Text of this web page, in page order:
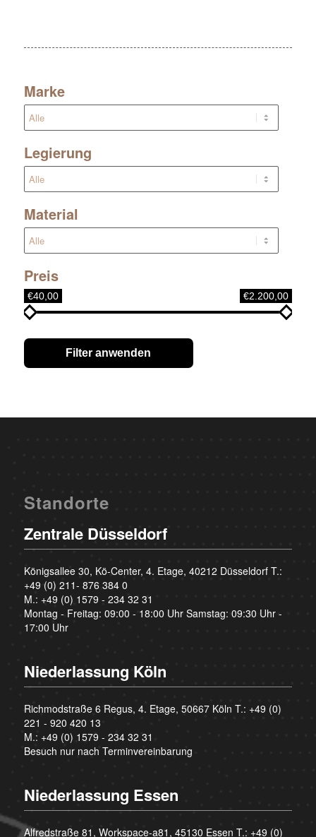
Marke
Legierung
Material
Preis
€40,00 €2.200,00
Filter anwenden
Standorte
Zentrale Düsseldorf
Königsallee 30, Kö-Center, 4. Etage, 40212 Düsseldorf T.:
+49 (0) 211- 876 384 0
M.: +49 (0) 1579 - 234 32 31
Montag - Freitag: 09:00 - 18:00 Uhr Samstag: 09:30 Uhr -
17:00 Uhr
Niederlassung Köln
Richmodstraße 6 Regus, 4. Etage, 50667 Köln T.: +49 (0)
221 - 920 420 13
M.: +49 (0) 1579 - 234 32 31
Besuch nur nach Terminvereinbarung
Niederlassung Essen
Alfredstraße 81, Workspace-a81, 45130 Essen T.: +49 (0)